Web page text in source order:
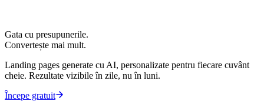
Gata cu presupunerile.
Convertește mai mult.
Landing pages generate cu AI, personalizate pentru fiecare cuvânt
cheie. Rezultate vizibile în zile, nu în luni.
Începe gratuit